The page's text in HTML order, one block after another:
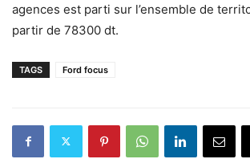
agences est parti sur l’ensemble de
partir de 78300 dt.
TAGS Ford focus